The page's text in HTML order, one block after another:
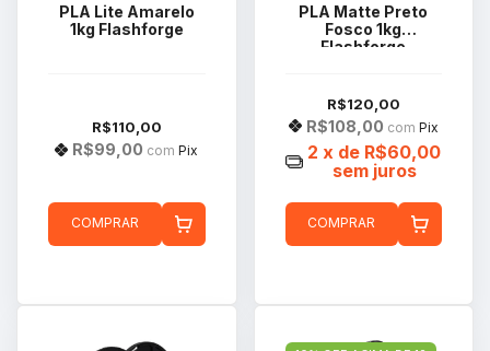
PLA Lite Amarelo
1kg Flashforge
R$110,00
R$99,00 com Pix
COMPRAR
PLA Matte Preto
Fosco 1kg
Flashforge
R$120,00
R$108,00 com Pix
2 x de R$60,00
sem juros
COMPRAR